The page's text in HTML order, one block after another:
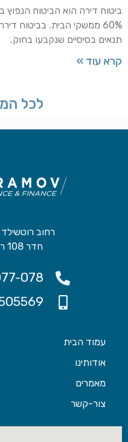
ביטוח דירה הוא הביטוח הנפוץ
60% ממשקי הבית. בביטוח
תנאים בסיסיים שנקבעו בחוק.
קרא עוד »
לכל
רחוב רוטשילד 78 בית גוליברודה
חדר 108 ראשל"צ 75223
078
עמוד הבית
אודותינו
מאמרים
צור-קשר